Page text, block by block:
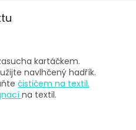
kartáčkem.
navlhčený hadřík.
čističem na textil.
na textil.